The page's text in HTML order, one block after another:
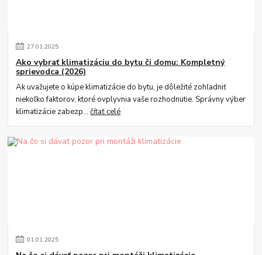
27.01.2025
Ako vybrať klimatizáciu do bytu či domu: Kompletný
sprievodca (2026)
Ak uvažujete o kúpe klimatizácie do bytu, je dôležité zohľadniť
niekoľko faktorov, ktoré ovplyvnia vaše rozhodnutie. Správny výber
klimatizácie zabezp...čítať celé
01.01.2025